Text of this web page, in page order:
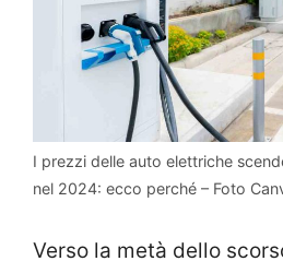
I prezzi delle auto elettriche
nel 2024: ecco perché – Foto
Verso la metà dello